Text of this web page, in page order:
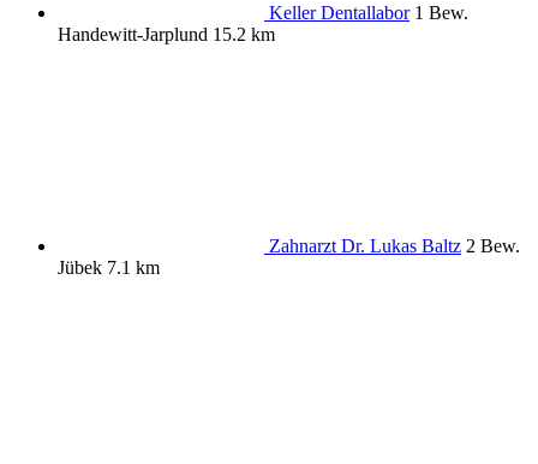
Keller Dentallabor 1 Bew.
Handewitt-Jarplund 15.2 km
Zahnarzt Dr. Lukas Baltz 2 Bew.
Jübek 7.1 km